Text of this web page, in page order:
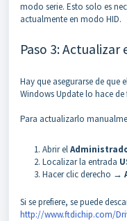
modo serie. Esto solo es
actualmente en modo HID.
Paso 3: Actualizar
Hay que asegurarse de que
Windows Update lo hace
Para actualizarlo
Abrir el
Localizar la entrada
Hacer clic derecho →
Si se prefiere, se puede
http://www.ftdichip.com/